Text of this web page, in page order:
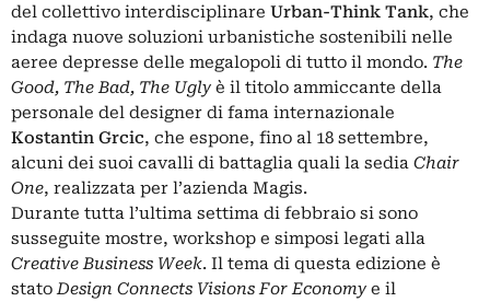
del collettivo interdisciplinare Urban-Think Tank, che
indaga nuove soluzioni urbanistiche sostenibili nelle
aeree depresse delle megalopoli di tutto il mondo. The
Good, The Bad, The Ugly è il titolo ammiccante della
personale del designer di fama internazionale
Kostantin Grcic, che espone, fino al 18 settembre,
alcuni dei suoi cavalli di battaglia quali la sedia Chair
One, realizzata per l’azienda Magis.
Durante tutta l’ultima settima di febbraio si sono
susseguite mostre, workshop e simposi legati alla
Creative Business Week. Il tema di questa edizione è
stato Design Connects Visions For Economy e il